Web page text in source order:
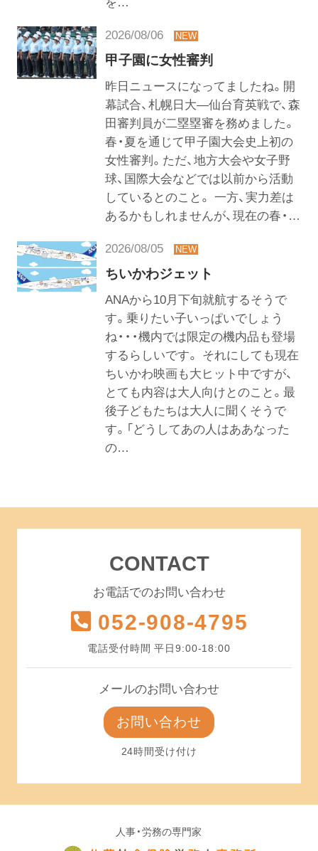
2026/08/06
甲子園に女性審判
昨日ニュースになってましたね。開
幕試合、札幌日大―仙台育英戦で、森
田審判員が二塁塁審を務めました。
春・夏を通じて甲子園大会史上初の
女性審判。ただ、地方大会や女子野
球、国際大会などでは以前から活動
しているとのこと。 一方、実力差は
あるかもしれませんが、現在の春・…
2026/08/05
ちいかわジェット
ANAから10月下旬就航するそうで
す。乗りたい子いっぱいでしょう
ね・・・機内では限定の機内品も登場
するらしいです。 それにしても現在
ちいかわ映画も大ヒット中ですが、
とても内容は大人向けとのこと。最
後子どもたちは大人に聞くそうで
す。「どうしてあの人はああなった
の…
CONTACT
お電話でのお問い合わせ
052-908-4795
電話受付時間 平日9:00-18:00
メールのお問い合わせ
お問い合わせ
24時間受け付け
人事・労務の専門家